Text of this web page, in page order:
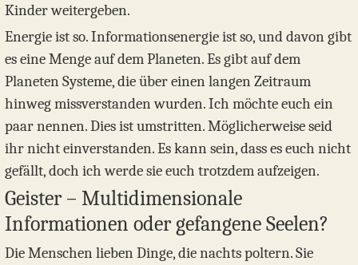
Kinder weitergeben.
Energie ist so. Informationsenergie ist so, und davon gibt
es eine Menge auf dem Planeten. Es gibt auf dem
Planeten Systeme, die über einen langen Zeitraum
hinweg missverstanden wurden. Ich möchte euch ein
paar nennen. Dies ist umstritten. Möglicherweise seid
ihr nicht einverstanden. Es kann sein, dass es euch nicht
gefällt, doch ich werde sie euch trotzdem aufzeigen.
Geister – Multidimensionale
Informationen oder gefangene Seelen?
Die Menschen lieben Dinge, die nachts poltern. Sie